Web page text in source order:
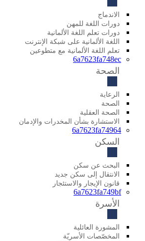
الاندماج
دورات اللغة للمهن
دورات تعلم اللغة الألمانية
اللغة الألمانية على شبكة الإنترنت
تعلم اللغة الألمانية مع متطوعين
6a7623fa748ec
الصحة
الرعاية
الصحة
الصحة العقلية
الاستشارة بشأن المخدرات والإدمان
6a7623fa74964
السكن
البحث عن سكن
الانتقال إلى سكن جديد
قانون الإيجار والاستئجار
6a7623fa749bf
الأسرة
المشورة العائلية
المخصّصات الأسريّة